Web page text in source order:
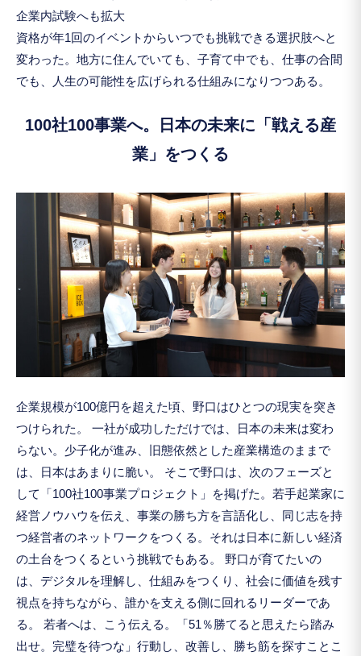
企業内試験へも拡大
資格が年1回のイベントからいつでも挑戦できる選択肢へと
変わった。地方に住んでいても、子育て中でも、仕事の合間
でも、人生の可能性を広げられる仕組みになりつつある。
100社100事業へ。日本の未来に「戦える産
業」をつくる
企業規模が100億円を超えた頃、野口はひとつの現実を突き
つけられた。 一社が成功しただけでは、日本の未来は変わ
らない。少子化が進み、旧態依然とした産業構造のままで
は、日本はあまりに脆い。 そこで野口は、次のフェーズと
して「100社100事業プロジェクト」を掲げた。若手起業家に
経営ノウハウを伝え、事業の勝ち方を言語化し、同じ志を持
つ経営者のネットワークをつくる。それは日本に新しい経済
の土台をつくるという挑戦でもある。 野口が育てたいの
は、デジタルを理解し、仕組みをつくり、社会に価値を残す
視点を持ちながら、誰かを支える側に回れるリーダーであ
る。 若者へは、こう伝える。「51％勝てると思えたら踏み
出せ。完璧を待つな」行動し、改善し、勝ち筋を探すことこ